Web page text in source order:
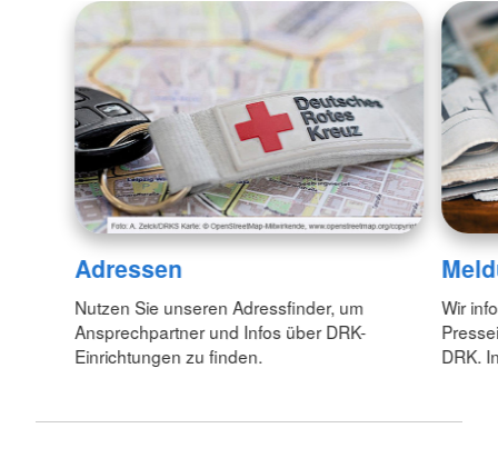
Adressen
Nutzen Sie unseren Adressfinder, um
Ansprechpartner und Infos über DRK-
Einrichtungen zu finden.
Wir
DRK.